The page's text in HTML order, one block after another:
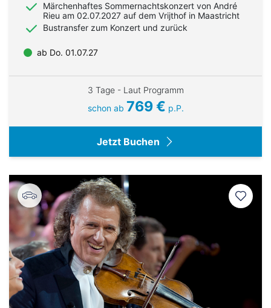
Märchenhaftes Sommernachtskonzert von André
Rieu am 02.07.2027 auf dem Vrijthof in Maastricht
Bustransfer zum Konzert und zurück
ab Do. 01.07.27
3 Tage - Laut Programm
schon ab 769 € p.P.
Jetzt Buchen